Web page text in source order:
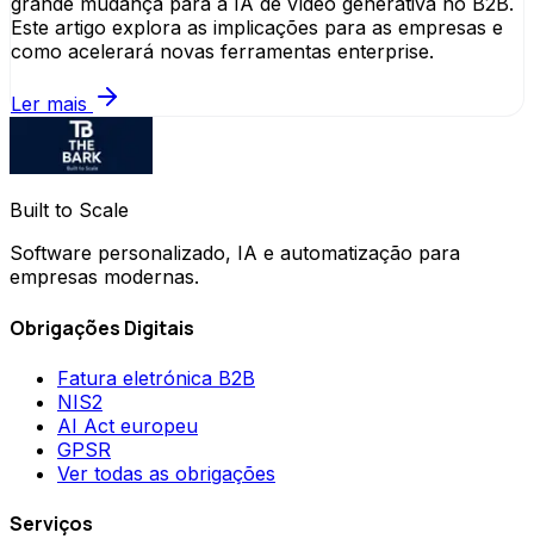
Este artigo explora as implicações para as empresas e
como acelerará novas ferramentas enterprise.
Ler mais
Built to Scale
Software personalizado, IA e automatização para
empresas modernas.
Obrigações Digitais
Fatura eletrónica B2B
NIS2
AI Act europeu
GPSR
Ver todas as obrigações
Serviços